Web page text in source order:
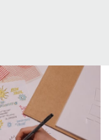
confort, doux et
simple et des